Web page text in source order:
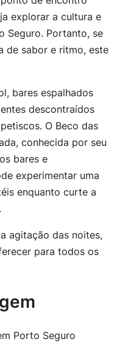
explorar a cultura e
Seguro. Portanto, se
de sabor e ritmo, este
bares espalhados
descontraídos
O Beco das
conhecida por seu
bares e
experimentar uma
enquanto curte a
agitação das noites,
para todos os
Porto Seguro